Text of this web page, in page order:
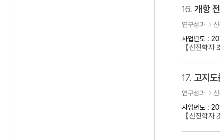
16. 개항
연구성과
사업년도 :
【신진학
17. 고지도
연구성과
사업년도 :
【신진학